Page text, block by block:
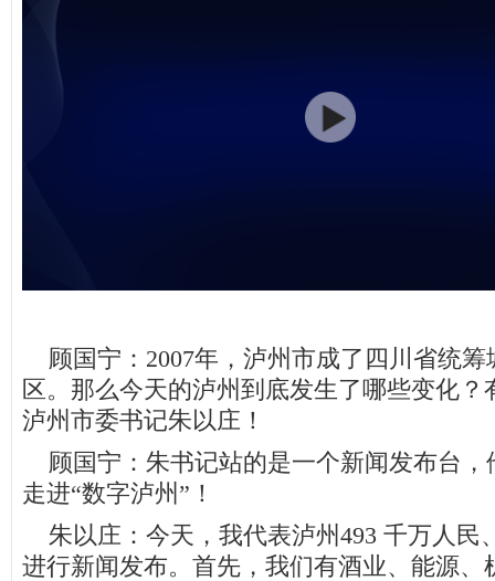
顾国宁：2007年，泸州市成了四川省统筹
区。那么今天的泸州到底发生了哪些变化
泸州市委书记朱以庄！
顾国宁：朱书记站的是一个新闻发布台，
走进“数字泸州”！
朱以庄：今天，我代表泸州493 千万人民
进行新闻发布。首先，我们有酒业、能源、